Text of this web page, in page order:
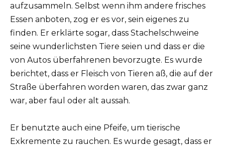
aufzusammeln. Selbst wenn ihm andere frisches
Essen anboten, zog er es vor, sein eigenes zu
finden. Er erklärte sogar, dass Stachelschweine
seine wunderlichsten Tiere seien und dass er die
von Autos überfahrenen bevorzugte. Es wurde
berichtet, dass er Fleisch von Tieren aß, die auf der
Straße überfahren worden waren, das zwar ganz
war, aber faul oder alt aussah.
Er benutzte auch eine Pfeife, um tierische
Exkremente zu rauchen. Es wurde gesagt, dass er